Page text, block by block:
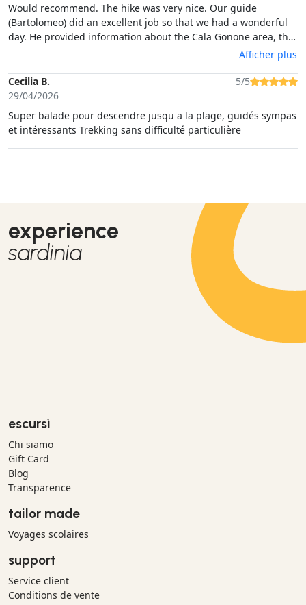
Would recommend. The hike was very nice. Our guide
(Bartolomeo) did an excellent job so that we had a wonderful
day. He provided information about the Cala Gonone area, the
path we were hiking etc. The hike back up was fine too, paced
well and with stops in the shade. We were lucky to be the only
guests on our tour, so there was no issue worrying about
different levels of fitness within the group. There was enough
time to spend at the beach which is a mix of sand and stones.
The water is amazing
Afficher plus
Cecilia B.
29/04/2026
5/5
Super balade pour descendre jusqu a la plage, guidés sympas
et intéressants Trekking sans difficulté particulière
experience
sardinia
escursì
Chi siamo
Gift Card
Blog
Transparence
tailor made
Voyages scolaires
support
Service client
Conditions de vente